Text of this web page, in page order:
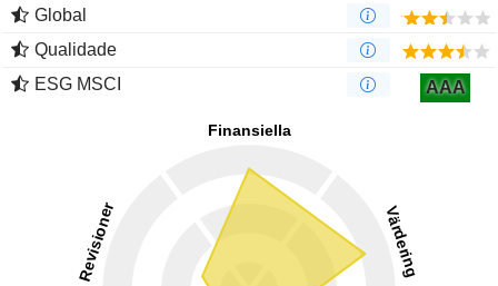
Global
Qualidade
ESG MSCI
AAA